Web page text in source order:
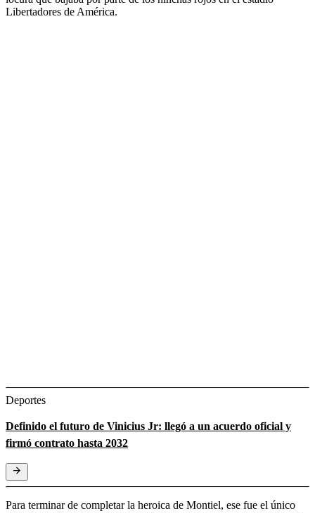
Libertadores de América.
Deportes
Definido el futuro de Vinicius Jr: llegó a un acuerdo oficial y
firmó contrato hasta 2032
Para terminar de completar la heroica de Montiel, ese fue el único